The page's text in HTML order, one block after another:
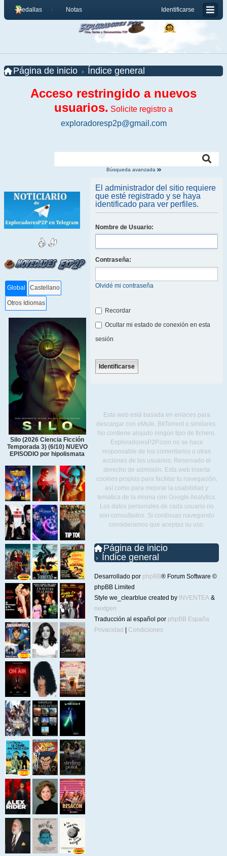
Identificarse
Medallas Notas
Página de inicio Índice general
Acceso restringido a nuevos
usuarios. Solicite registro a
exploradoresp2p@gmail.com
Búsqueda avanzada
Global Castellano
Otros Idiomas
Silo (2026 Ciencia Ficción
Temporada 3) (6/10) NUEVO
EPISODIO por hipolismata
El administrador del sitio requiere
que esté registrado y se haya
identificado para ver perfiles.
Nombre de Usuario:
Contraseña:
Olvidé mi contraseña
Recordar
Ocultar mi estado de conexión en esta
sesión
Esta web está basada en enlaces para
descargar con eMule, BitTorrent o similares.
No contiene alojado ningún tipo de fichero.
ExploradoresP2P.com no se hace
responsable de los comentarios u otras
acciones de los usuarios. Reservado el
derecho de admisión. Esta web inserta
cookies propias para facilitar tu navegación,
así como para mejorar la usabilidad y
temática de la misma con Google Analytics.
Los datos personales de cada usuario no
son consultados. Si continuas navegando
consideramos que aceptas su uso.
Página de inicio
Índice general
Desarrollado por phpBB® Forum Software ©
phpBB Limited
Style we_clearblue created by INVENTEA &
nextgen
Traducción al español por phpBB España
Privacidad
Condiciones